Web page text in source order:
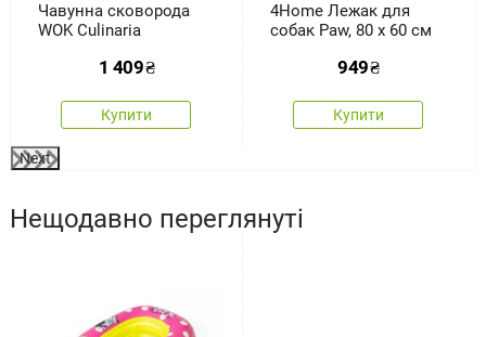
Чавунна сковорода
WOK Culinaria
1 409₴
Купити
4Home Лежак для
собак Paw, 80 x 60 см
949₴
Купити
Next
Нещодавно переглянуті